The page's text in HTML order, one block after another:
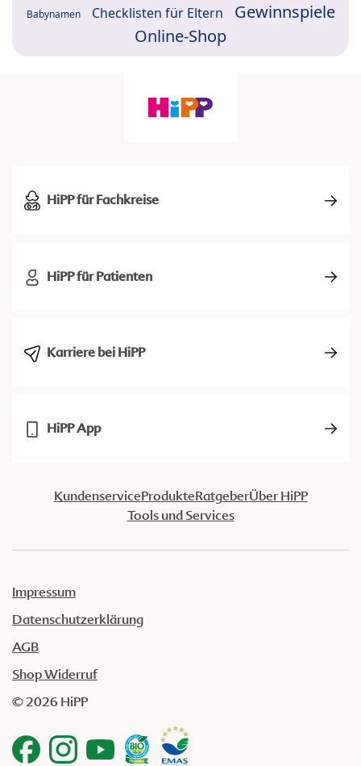
Babynamen Checklisten für Eltern
Gewinnspiele
Online-Shop
HiPP für Fachkreise
HiPP für Patienten
Karriere bei HiPP
HiPP App
KundenserviceProdukteRatgeberÜber HiPP
Tools und Services
Impressum
Datenschutzerklärung
AGB
Shop Widerruf
© 2026 HiPP